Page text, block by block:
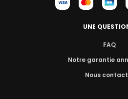
UNE
FAQ
Notre garantie
Nous